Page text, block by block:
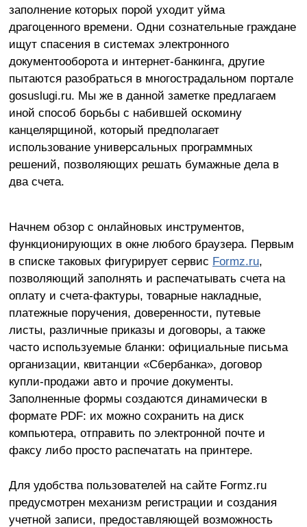
заполнение которых порой уходит уйма
драгоценного времени. Одни сознательные граждане
ищут спасения в системах электронного
документооборота и интернет-банкинга, другие
пытаются разобраться в многострадальном портале
gosuslugi.ru. Мы же в данной заметке предлагаем
иной способ борьбы с набившей оскомину
канцелярщиной, который предполагает
использование универсальных программных
решений, позволяющих решать бумажные дела в
два счета.
Начнем обзор с онлайновых инструментов,
функционирующих в окне любого браузера. Первым
в списке таковых фигурирует сервис Formz.ru,
позволяющий заполнять и распечатывать счета на
оплату и счета-фактуры, товарные накладные,
платежные поручения, доверенности, путевые
листы, различные приказы и договоры, а также
часто используемые бланки: официальные письма
организации, квитанции «Сбербанка», договор
купли-продажи авто и прочие документы.
Заполненные формы создаются динамически в
формате PDF: их можно сохранить на диск
компьютера, отправить по электронной почте и
факсу либо просто распечатать на принтере.
Для удобства пользователей на сайте Formz.ru
предусмотрен механизм регистрации и создания
учетной записи, предоставляющей возможность